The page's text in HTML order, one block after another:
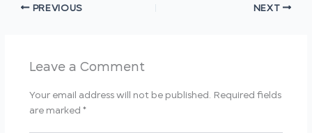
PREVIOUS NEXT
Leave a Comment
Your email address will not be published. Required fields
are marked *